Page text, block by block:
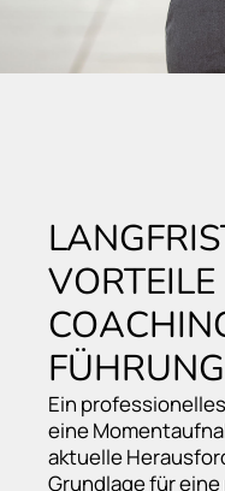
Ein professionelles
eine
aktuelle
Grundlage für